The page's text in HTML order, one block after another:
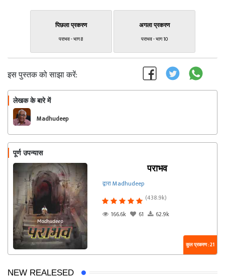
पिछला प्रकरण
पराभव - भाग 8
अगला प्रकरण
पराभव - भाग 10
इस पुस्तक को साझा करें:
लेखक के बारे में
Madhudeep
पूर्ण उपन्यास
पराभव
द्वारा Madhudeep
(438.9k)
166.6k
61 62.9k
कुल प्रकरण : 21
NEW REALESED